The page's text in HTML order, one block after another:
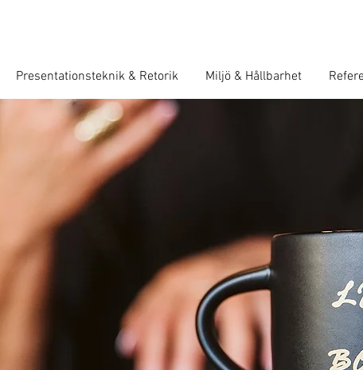
Presentationsteknik & Retorik Miljö & Hållbarhet